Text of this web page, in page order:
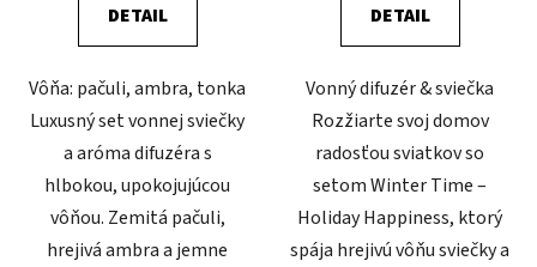
DETAIL
Vôňa: pačuli, ambra, tonka
Luxusný set vonnej sviečky
a aróma difuzéra s
hlbokou, upokojujúcou
vôňou. Zemitá pačuli,
hrejivá ambra a jemne
DETAIL
Vonný difuzér & sviečka
Rozžiarte svoj domov
radosťou sviatkov so
setom Winter Time –
Holiday Happiness, ktorý
spája hrejivú vôňu sviečky a